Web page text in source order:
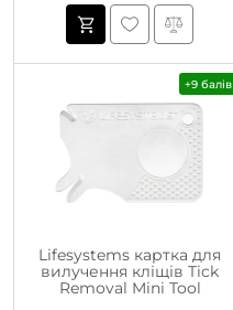
+9 балів
Lifesystems картка для
вилучення кліщів Tick
Removal Mini Tool